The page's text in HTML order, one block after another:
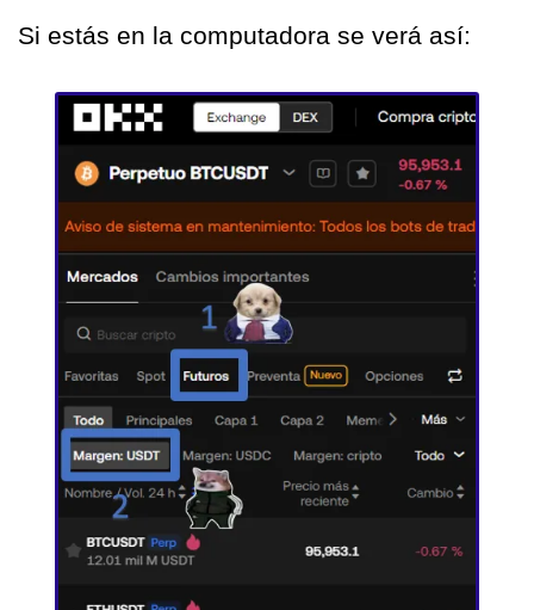
Si estás en la computadora se verá así: